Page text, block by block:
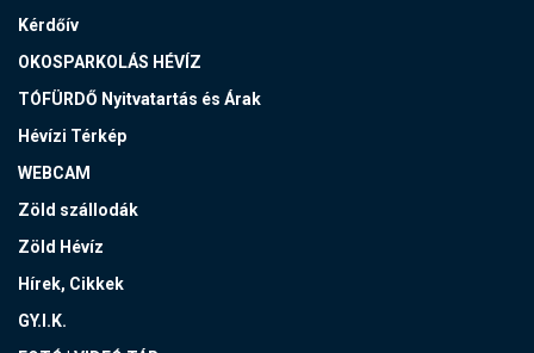
Kérdőív
OKOSPARKOLÁS HÉVÍZ
TÓFÜRDŐ Nyitvatartás és Árak
Hévízi Térkép
WEBCAM
Zöld szállodák
Zöld Hévíz
Hírek, Cikkek
GY.I.K.